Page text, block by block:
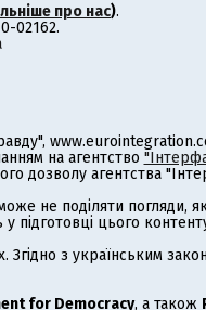
про нас).
02162.
на агентство
дозволу агентства
не поділяти погляди,
цього
з українським
for Democracy, а також